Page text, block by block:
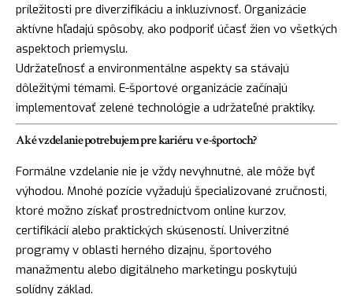
príležitosti pre diverzifikáciu a inkluzívnosť. Organizácie
aktívne hľadajú spôsoby, ako podporiť účasť žien vo všetkých
aspektoch priemyslu.
Udržateľnosť a environmentálne aspekty sa stávajú
dôležitými témami. E-športové organizácie začínajú
implementovať zelené technológie a udržateľné praktiky.
Aké vzdelanie potrebujem pre kariéru v e-športoch?
Formálne vzdelanie nie je vždy nevyhnutné, ale môže byť
výhodou. Mnohé pozície vyžadujú špecializované zručnosti,
ktoré možno získať prostredníctvom online kurzov,
certifikácií alebo praktických skúseností. Univerzitné
programy v oblasti herného dizajnu, športového
manažmentu alebo digitálneho marketingu poskytujú
solídny základ.